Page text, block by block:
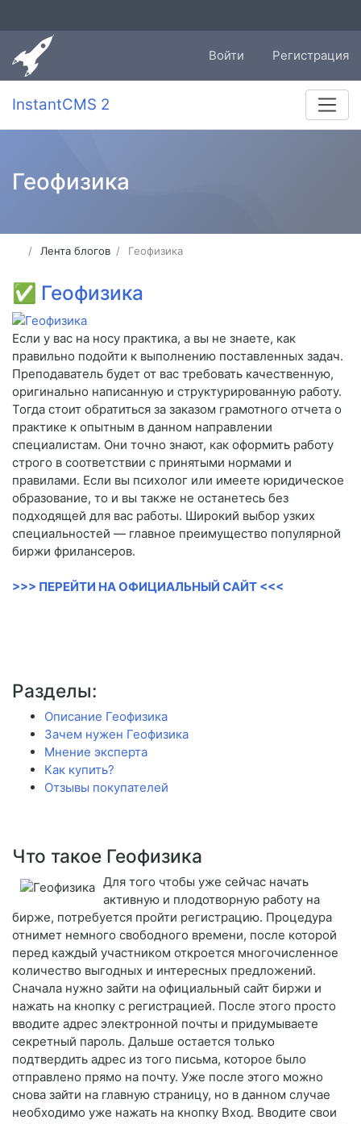
Войти Регистрация
InstantCMS 2
Геофизика
Лента блогов Геофизика
✅ Геофизика
Если у вас на носу практика, а вы не знаете, как
правильно подойти к выполнению поставленных задач.
Преподаватель будет от вас требовать качественную,
оригинально написанную и структурированную работу.
Тогда стоит обратиться за заказом грамотного отчета о
практике к опытным в данном направлении
специалистам. Они точно знают, как оформить работу
строго в соответствии с принятыми нормами и
правилами. Если вы психолог или имеете юридическое
образование, то и вы также не останетесь без
подходящей для вас работы. Широкий выбор узких
специальностей — главное преимущество популярной
биржи фрилансеров.
>>> ПЕРЕЙТИ НА ОФИЦИАЛЬНЫЙ САЙТ <<<
Разделы:
Описание Геофизика
Зачем нужен Геофизика
Мнение эксперта
Как купить?
Отзывы покупателей
Что такое Геофизика
Для того чтобы уже сейчас начать
активную и плодотворную работу на
бирже, потребуется пройти регистрацию. Процедура
отнимет немного свободного времени, после которой
перед каждый участником откроется многочисленное
количество выгодных и интересных предложений.
Сначала нужно зайти на официальный сайт биржи и
нажать на кнопку с регистрацией. После этого просто
вводите адрес электронной почты и придумываете
секретный пароль. Дальше остается только
подтвердить адрес из того письма, которое было
отправлено прямо на почту. Уже после этого можно
снова зайти на главную страницу, но в данном случае
необходимо уже нажать на кнопку Вход. Вводите свои